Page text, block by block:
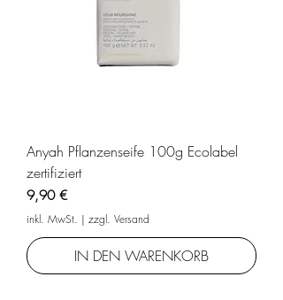
Anyah Pflanzenseife 100g Ecolabel
zertifiziert
Preis
9,90 €
inkl. MwSt. | zzgl. Versand
IN DEN WARENKORB